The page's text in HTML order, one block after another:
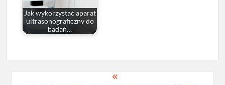
Jak wykorzystać aparat
ultrasonograficzny do
badań…